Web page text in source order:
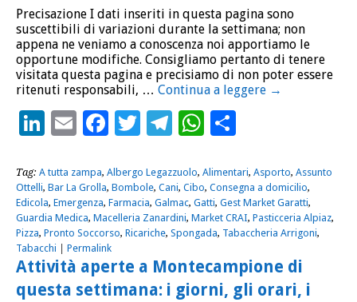
Precisazione I dati inseriti in questa pagina sono
suscettibili di variazioni durante la settimana; non
appena ne veniamo a conoscenza noi apportiamo le
opportune modifiche. Consigliamo pertanto di tenere
visitata questa pagina e precisiamo di non poter essere
ritenuti responsabili, … Continua a leggere →
LinkedIn
EmailFacebook
Twitter
Telegram
WhatsApp
Tag: A tutta zampa, Albergo Legazzuolo, Alimentari, Asporto, Assunto
Ottelli, Bar La Grolla, Bombole, Cani, Cibo, Consegna a domicilio,
Edicola, Emergenza, Farmacia, Galmac, Gatti, Gest Market Garatti,
Guardia Medica, Macelleria Zanardini, Market CRAI, Pasticceria Alpiaz,
Pizza, Pronto Soccorso, Ricariche, Spongada, Tabaccheria Arrigoni,
Tabacchi | Permalink
Attività aperte a Montecampione di
questa settimana: i giorni, gli orari, i